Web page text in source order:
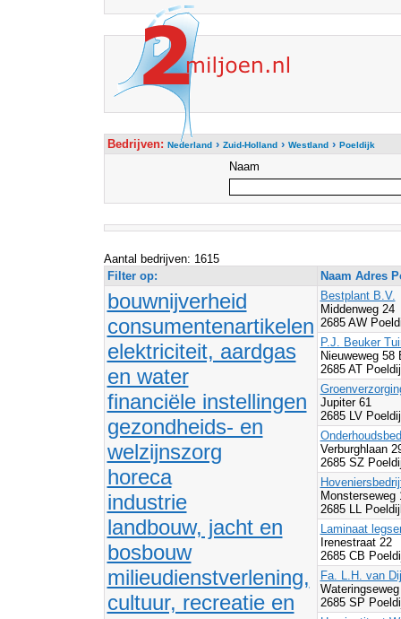
Bedrijven: Nederland› Zuid-Holland› Westland› Poeldijk
Naam
Aantal bedrijven: 1615
Filter op:
Naam Adres
bouwnijverheid
consumentenartikelen
elektriciteit, aardgas
en water
financiële instellingen
gezondheids- en
welzijnszorg
horeca
industrie
landbouw, jacht en
bosbouw
milieudienstverlening,
cultuur, recreatie en
Bestplant B.V.
Middenweg 24
2685 AW
P.J. Beuker
Nieuweweg 58
2685 AT
Jupiter 61
2685 LV
Verburghlaan
2685 SZ
Monsterseweg
2685 LL
Laminaat
Irenestraat 22
2685 CB
Fa. L.H. van
2685 SP